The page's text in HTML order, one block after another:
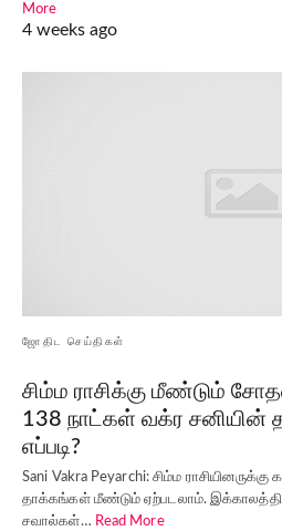
More
4 weeks ago
ஜோதிட செய்திகள்
சிம்ம ராசிக்கு மீண்டும்
138 நாட்கள் வக்ர சனியின்
எப்படி?
Sani Vakra Peyarchi: சிம்ம
தாக்கங்கள் மீண்டும் ஏற்படலாம்.
சவால்கள்… Read More